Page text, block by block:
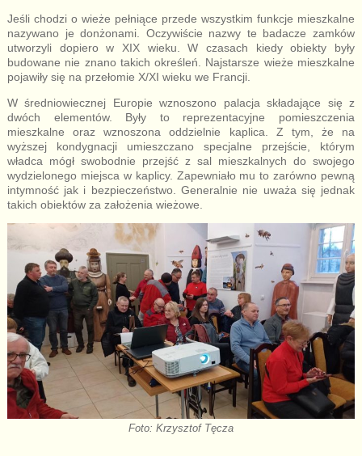
Jeśli chodzi o wieże pełniące przede wszystkim funkcje mieszkalne
nazywano je donżonami. Oczywiście nazwy te badacze zamków
utworzyli dopiero w XIX wieku. W czasach kiedy obiekty były
budowane nie znano takich określeń. Najstarsze wieże mieszkalne
pojawiły się na przełomie X/XI wieku we Francji.
W średniowiecznej Europie wznoszono palacja składające się z
dwóch elementów. Były to reprezentacyjne pomieszczenia
mieszkalne oraz wznoszona oddzielnie kaplica. Z tym, że na
wyższej kondygnacji umieszczano specjalne przejście, którym
władca mógł swobodnie przejść z sal mieszkalnych do swojego
wydzielonego miejsca w kaplicy. Zapewniało mu to zarówno pewną
intymność jak i bezpieczeństwo. Generalnie nie uważa się jednak
takich obiektów za założenia wieżowe.
Foto: Krzysztof Tęcza